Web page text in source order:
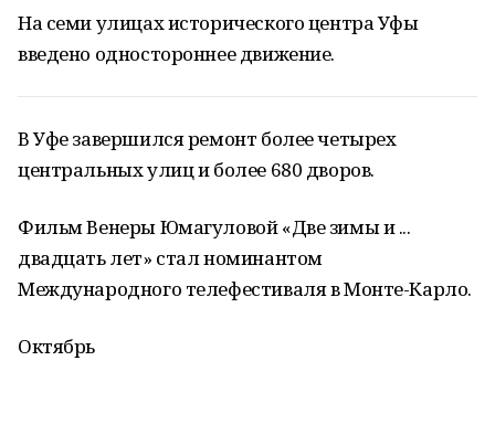
На семи улицах исторического центра Уфы
введено одностороннее движение.
В Уфе завершился ремонт более четырех
центральных улиц и более 680 дворов.
Фильм Венеры Юмагуловой «Две зимы и ...
двадцать лет» стал номинантом
Международного телефестиваля в Монте-Карло.
Октябрь